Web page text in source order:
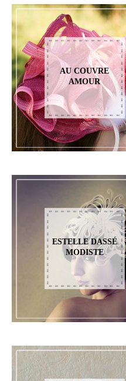
AU COUVRE
AMOUR
ESTELLE DASSÉ
MODISTE